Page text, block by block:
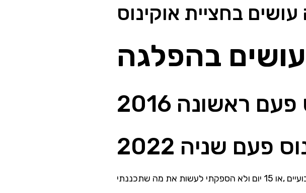
בחציית אוקינוס
בהפלגה
ראשונה 2016
פעם שניה 2022